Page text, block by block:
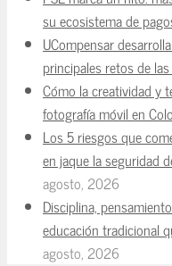
su ecosistema de
UCompensar
principales retos de
Cómo la creatividad y
fotografía móvil en
Los 5 riesgos que
en jaque la seguridad
agosto, 2026
Disciplina,
educación tradicional
agosto, 2026